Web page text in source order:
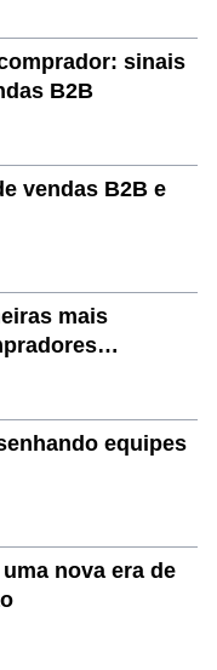
sinais
B2B
vendas B2B e
mais
equipes
nova era de